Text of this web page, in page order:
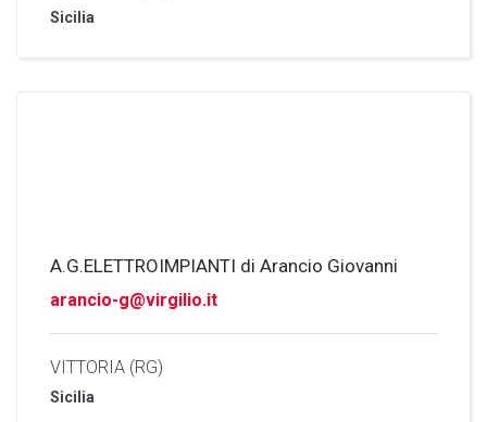
Sicilia
A.G.ELETTROIMPIANTI di Arancio Giovanni
arancio-g@virgilio.it
VITTORIA (RG)
Sicilia